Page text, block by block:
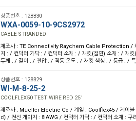
상품번호 : 128830
WXA-0059-10-9CS2972
CABLE STRANDED
제조사 : TE Connectivity Raychem Cable Protection /
지 : / 컨덕터 가닥 : / 컨덕터 소재 : / 재킷(절연) 소재 : / 재
두께 : / 길이 : / 전압 : / 작동 온도 : / 재킷 색상 : / 등급 : /
상품번호 : 128829
WI-M-8-25-2
COOLFLEX50 TEST WIRE RED 25'
제조사 : Mueller Electric Co / 계열 : Coolflex45 / 케이블
d) / 전선 게이지 : 8 AWG / 컨덕터 가닥 : / 컨덕터 소재 : 구